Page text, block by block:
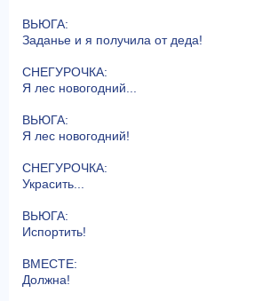
ВЬЮГА:
Заданье и я получила от деда!
СНЕГУРОЧКА:
Я лес новогодний...
ВЬЮГА:
Я лес новогодний!
СНЕГУРОЧКА:
Украсить...
ВЬЮГА:
Испортить!
ВМЕСТЕ:
Должна!